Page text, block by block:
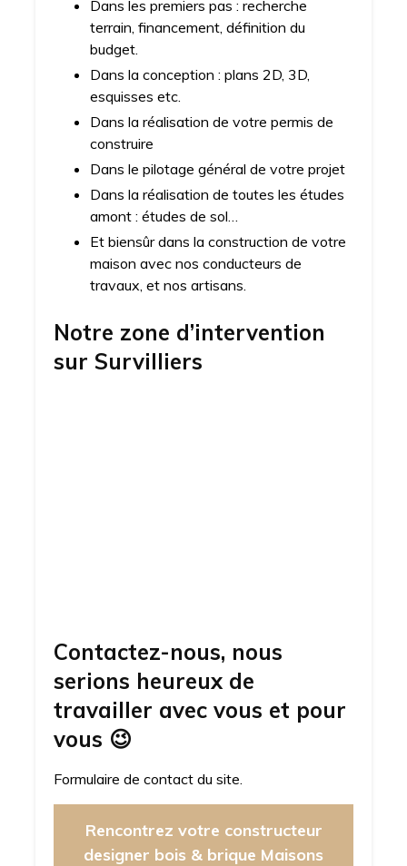
Dans les premiers pas : recherche
terrain, financement, définition du
budget.
Dans la conception : plans 2D, 3D,
esquisses etc.
Dans la réalisation de votre permis de
construire
Dans le pilotage général de votre projet
Dans la réalisation de toutes les études
amont : études de sol…
Et biensûr dans la construction de votre
maison avec nos conducteurs de
travaux, et nos artisans.
Notre zone d’intervention
sur Survilliers
Contactez-nous, nous
serions heureux de
travailler avec vous et pour
vous 😉
Formulaire de contact du site.
Rencontrez votre constructeur
designer bois & brique Maisons